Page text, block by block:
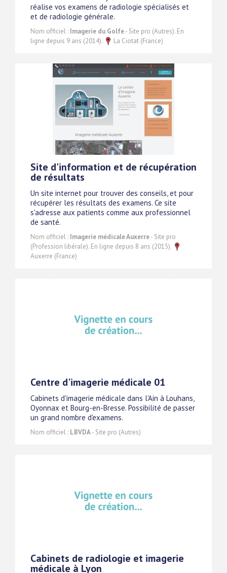
réalise vos examens de radiologie spécialisés et
et de radiologie générale.
Nom officiel : Imagerie du Golfe- Site pro (Autres). En
ligne depuis 9 ans (2014).
La Ciotat (France)
Site d'information et de récupération
de résultats
Un site internet pour trouver des conseils, et pour
récupérer les résultats des examens. Ce site
s'adresse aux patients comme aux professionnel
de santé.
Nom officiel : Imagerie médicale Auxerre- Site pro
(Profession libérale). En ligne depuis 8 ans (2015).
Auxerre (France)
Centre d'imagerie médicale 01
Cabinets d'imagerie médicale dans l'Ain à Louhans,
Oyonnax et Bourg-en-Bresse. Possibilité de passer
un grand nombre d'examens.
Nom officiel : LBVDA- Site pro (Autres)
Cabinets de radiologie et imagerie
médicale à Lyon